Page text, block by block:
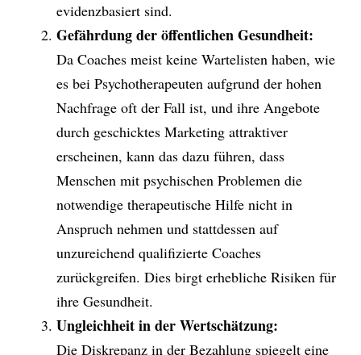
evidenzbasiert sind.
Gefährdung der öffentlichen Gesundheit:
Da Coaches meist keine Wartelisten haben, wie
es bei Psychotherapeuten aufgrund der hohen
Nachfrage oft der Fall ist, und ihre Angebote
durch geschicktes Marketing attraktiver
erscheinen, kann das dazu führen, dass
Menschen mit psychischen Problemen die
notwendige therapeutische Hilfe nicht in
Anspruch nehmen und stattdessen auf
unzureichend qualifizierte Coaches
zurückgreifen. Dies birgt erhebliche Risiken für
ihre Gesundheit.
Ungleichheit in der Wertschätzung:
Die Diskrepanz in der Bezahlung spiegelt eine